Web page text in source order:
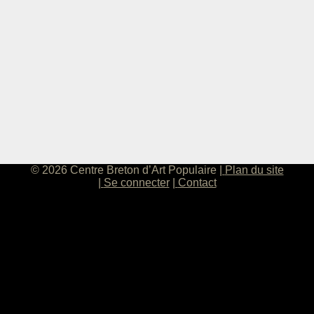
© 2026 Centre Breton d’Art Populaire
Plan du site
Se connecter
Contact